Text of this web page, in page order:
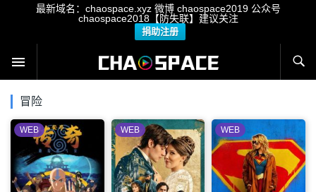
最新域名：chaospace.xyz 微博 chaospace2019 公众号
chaospace2018【防失联】建议关注
捐助注册
冒险
WEB WEB WEB